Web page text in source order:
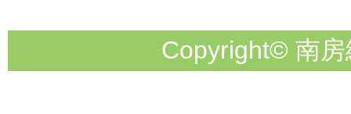
Copyright© 南